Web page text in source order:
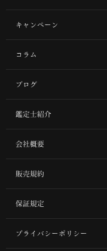
キャンペーン
コラム
ブログ
鑑定士紹介
会社概要
販売規約
保証規定
プライバシーポリシー